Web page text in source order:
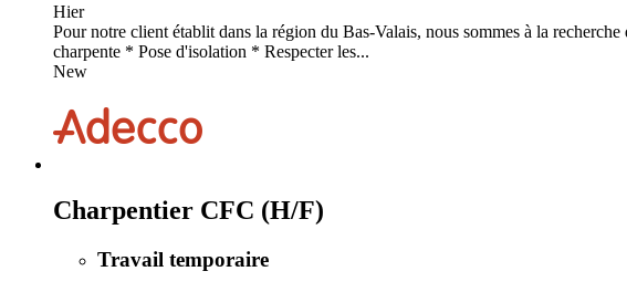
Hier
Pour notre client établit dans la région du Bas-Valais, nous sommes à la
charpente * Pose d'isolation * Respecter les...
New
Charpentier CFC (H/F)
Travail temporaire